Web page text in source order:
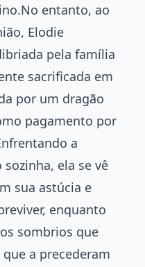
entanto, ao
Elodie
pela família
sacrificada em
por um dragão
pagamento por
a
ela se vê
sua astúcia e
enquanto
sombrios que
a precederam